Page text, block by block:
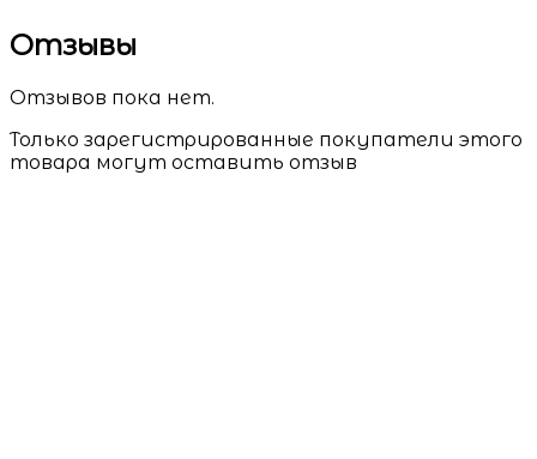
Отзывы
Отзывов пока нет.
Только зарегистрированные покупатели этого
товара могут оставить отзыв